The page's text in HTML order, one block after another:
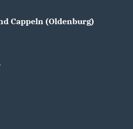
Cappeln (Oldenburg)